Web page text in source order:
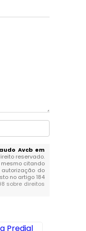
Avcb em
reservado.
mesmo citando
do
no artigo 184
sobre direitos